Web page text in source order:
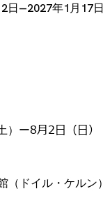
日―2027年1月17
）ー8月2日（日）
（ドイル・ケルン）